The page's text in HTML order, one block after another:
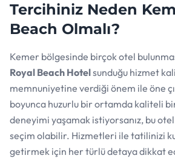
Tercihiniz Neden
Beach Olmalı?
Kemer bölgesinde birçok otel
Royal Beach Hotelsunduğu hizmet
memnuniyetine verdiği önem ile öne
boyunca huzurlu bir ortamda kaliteli
deneyimi yaşamak istiyorsanız, bu
seçim olabilir. Hizmetleri ile tatilinizi
getirmek için her türlü detaya dikkat